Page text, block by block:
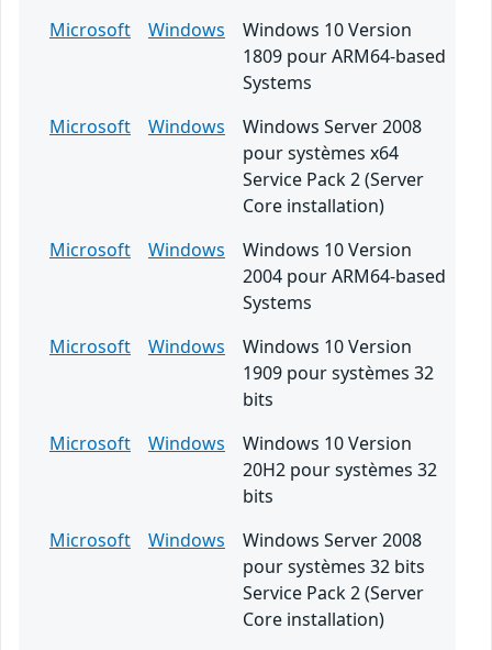
Microsoft
Windows
Windows 10 Version
1809 pour ARM64-based
Systems
Microsoft
Windows
Windows Server 2008
pour systèmes x64
Service Pack 2 (Server
Core installation)
Microsoft
Windows
Windows 10 Version
2004 pour ARM64-based
Systems
Microsoft
Windows
Windows 10 Version
1909 pour systèmes 32
bits
Microsoft
Windows
Windows 10 Version
20H2 pour systèmes 32
bits
Microsoft
Windows
Windows Server 2008
pour systèmes 32 bits
Service Pack 2 (Server
Core installation)